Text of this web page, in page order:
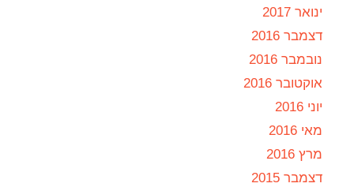
ינואר 2017
דצמבר 2016
נובמבר 2016
אוקטובר 2016
יוני 2016
מאי 2016
מרץ 2016
דצמבר 2015